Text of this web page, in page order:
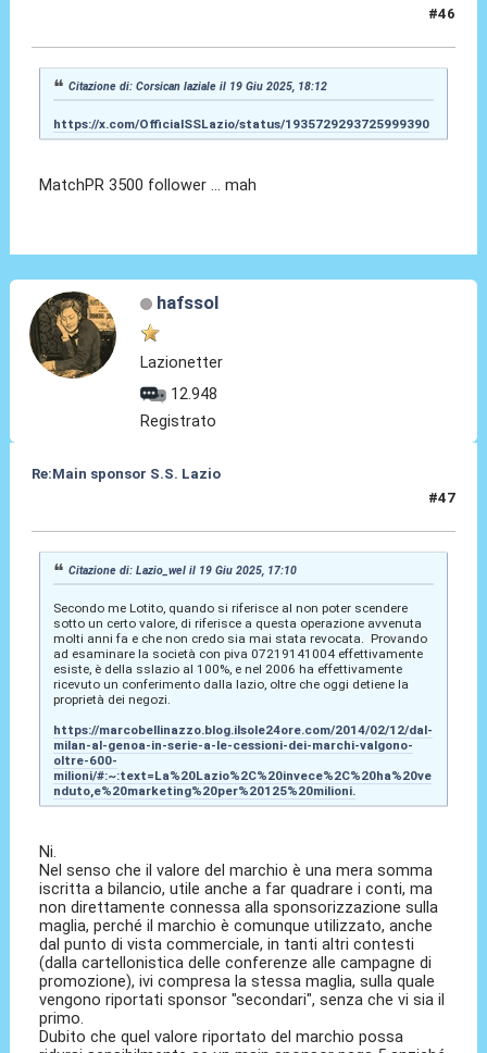
#46
Citazione di: Corsican laziale il 19 Giu 2025, 18:12
https://x.com/OfficialSSLazio/status/1935729293725999390
MatchPR 3500 follower ... mah
hafssol
Lazionetter
12.948
Registrato
Re:Main sponsor S.S. Lazio
#47
Citazione di: Lazio_wel il 19 Giu 2025, 17:10
Secondo me Lotito, quando si riferisce al non poter scendere
sotto un certo valore, di riferisce a questa operazione avvenuta
molti anni fa e che non credo sia mai stata revocata. Provando
ad esaminare la società con piva 07219141004 effettivamente
esiste, è della sslazio al 100%, e nel 2006 ha effettivamente
ricevuto un conferimento dalla lazio, oltre che oggi detiene la
proprietà dei negozi.
https://marcobellinazzo.blog.ilsole24ore.com/2014/02/12/dal-
milan-al-genoa-in-serie-a-le-cessioni-dei-marchi-valgono-
oltre-600-
milioni/#:~:text=La%20Lazio%2C%20invece%2C%20ha%20ve
nduto,e%20marketing%20per%20125%20milioni.
Ni.
Nel senso che il valore del marchio è una mera somma
iscritta a bilancio, utile anche a far quadrare i conti, ma
non direttamente connessa alla sponsorizzazione sulla
maglia, perché il marchio è comunque utilizzato, anche
dal punto di vista commerciale, in tanti altri contesti
(dalla cartellonistica delle conferenze alle campagne di
promozione), ivi compresa la stessa maglia, sulla quale
vengono riportati sponsor "secondari", senza che vi sia il
primo.
Dubito che quel valore riportato del marchio possa